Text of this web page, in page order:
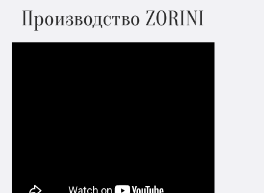
Производство ZORINI